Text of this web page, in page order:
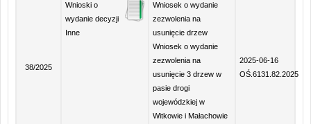
38/2025
Wnioski o
wydanie decyzji
Inne
Wniosek o wydanie
zezwolenia na
usunięcie drzew
Wniosek o wydanie
zezwolenia na
usunięcie 3 drzew w
pasie drogi
wojewódzkiej w
Witkowie i Małachowie
2025-06-16
OŚ.6131.82.2025